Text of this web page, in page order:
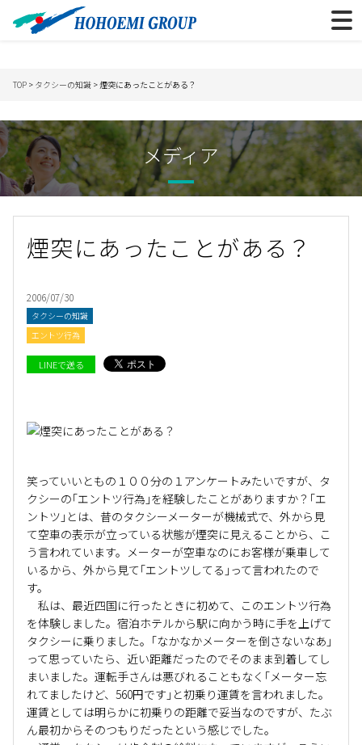
TOP > タクシーの知識 > 煙突にあったことがある？
メディア
煙突にあったことがある？
2006/07/30
タクシーの知識
エントツ行為
LINEで送る
笑っていいともの１００分の１アンケートみたいですが、タ
クシーの｢エントツ行為｣を経験したことがありますか？｢エ
ントツ｣とは、昔のタクシーメーターが機械式で、外から見
て空車の表示が立っている状態が煙突に見えることから、こ
う言われています。メーターが空車なのにお客様が乗車して
いるから、外から見て｢エントツしてる｣って言われたので
す。
私は、最近四国に行ったときに初めて、このエントツ行為
を体験しました。宿泊ホテルから駅に向かう時に手を上げて
タクシーに乗りました。｢なかなかメーターを倒さないなあ｣
って思っていたら、近い距離だったのでそのまま到着してし
まいました。運転手さんは悪びれることもなく｢メーター忘
れてましたけど、560円です｣と初乗り運賃を言われました。
運賃としては明らかに初乗りの距離で妥当なのですが、たぶ
ん最初からそのつもりだったという感じでした。